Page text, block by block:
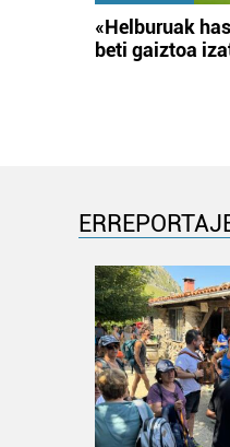
«Helburuak
beti gaiztoa